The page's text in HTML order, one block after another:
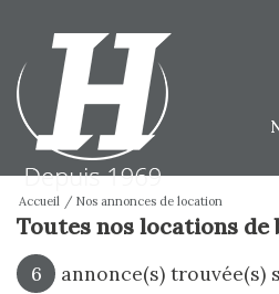
Accueil Nos annonces de location
Toutes nos locations
6 annonce(s) trouvée(s)